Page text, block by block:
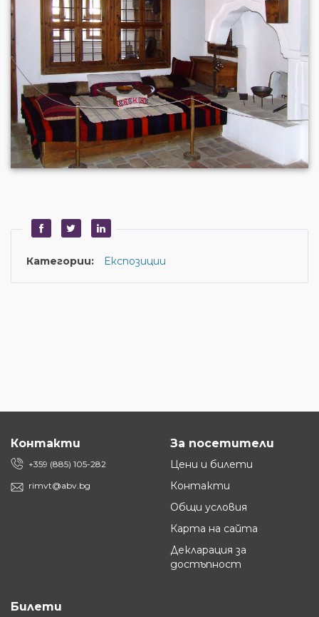
Категории: Експозиции
Контакти
+359 (885) 105-282
rimvt@abv.bg
За посетители
Цени и билети
Контакти
Общи условия
Карта на сайта
Декларация за
достъпност
Билети